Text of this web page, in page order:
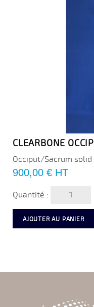
CLEARBONE
Occiput/Sacrum
Prix
900,00 € HT
Quantité :
AJOUTER AU PANIER